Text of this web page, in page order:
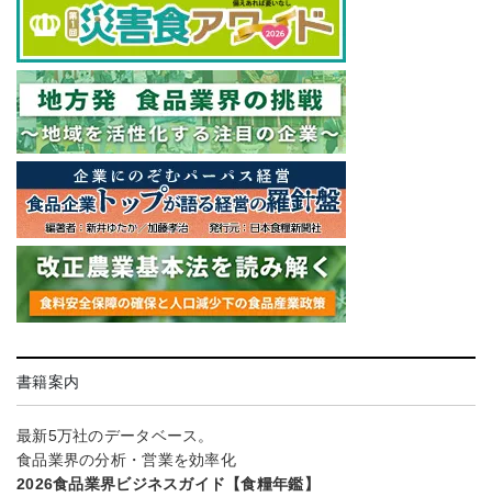
書籍案内
最新5万社のデータベース。
食品業界の分析・営業を効率化
2026食品業界ビジネスガイド【食糧年鑑】